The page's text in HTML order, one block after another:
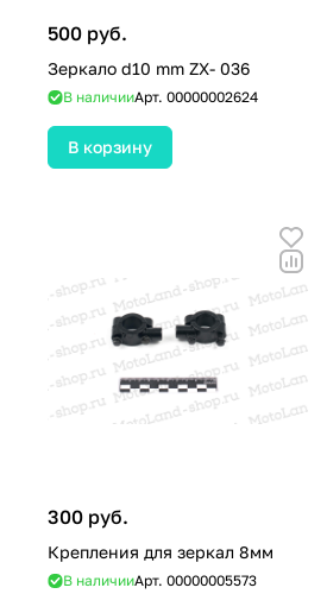
500 руб.
Зеркало d10 mm ZX- 036
В наличииАрт. 00000002624
В корзину
300 руб.
Крепления для зеркал 8мм
В наличииАрт. 00000005573